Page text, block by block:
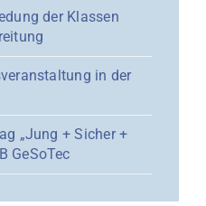
der Klassen
in der
„Jung + Sicher +
GeSoTec